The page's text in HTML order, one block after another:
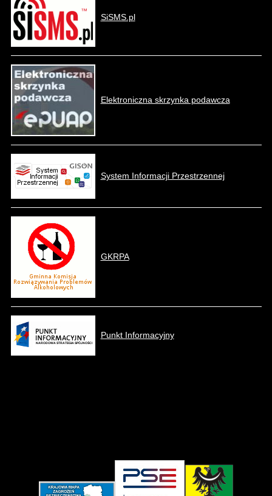
SiSMS.pl
Elektroniczna skrzynka podawcza
System Informacji Przestrzennej
GKRPA
Punkt Informacyjny